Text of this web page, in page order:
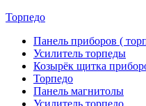
Торпедо
Панель приборов (
Усилитель торпеды
Козырёк щитка
Торпедо
Панель магнитолы
Усилитель торпедо